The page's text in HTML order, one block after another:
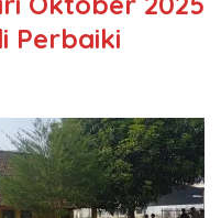
Perbaiki